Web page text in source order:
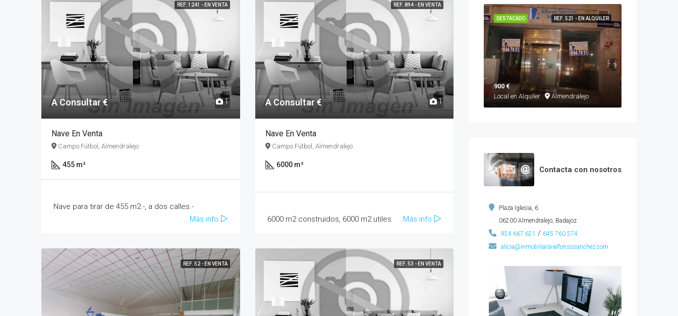
REF. 1241 - EN VENTA
A Consultar € 1
Nave En Venta
Campo Fútbol, Almendralejo
455 m²
Nave para tirar de 455 m2.-, a dos calles.-
Más info
REF. 894 - EN VENTA
A Consultar € 1
Nave En Venta
Campo Fútbol, Almendralejo
6000 m²
6000 m2 construidos, 6000 m2 utiles Más info
REF. 52 - EN VENTA REF. 53 - EN VENTA
REF. 521 - EN ALQUILER
DESTACADO
900 €
Local en Alquiler
Almendralejo
Contacta con nosotros
Plaza Iglesia, 6
06200 Almendralejo, Badajoz
924 667 621 / 645 760 574
alicia@inmobiliaria-alfonsosanchez.com